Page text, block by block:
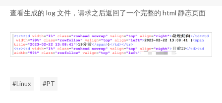
查看生成的 log 文件，请求之后返回了一个完整的 html 静态页面
Linux PT